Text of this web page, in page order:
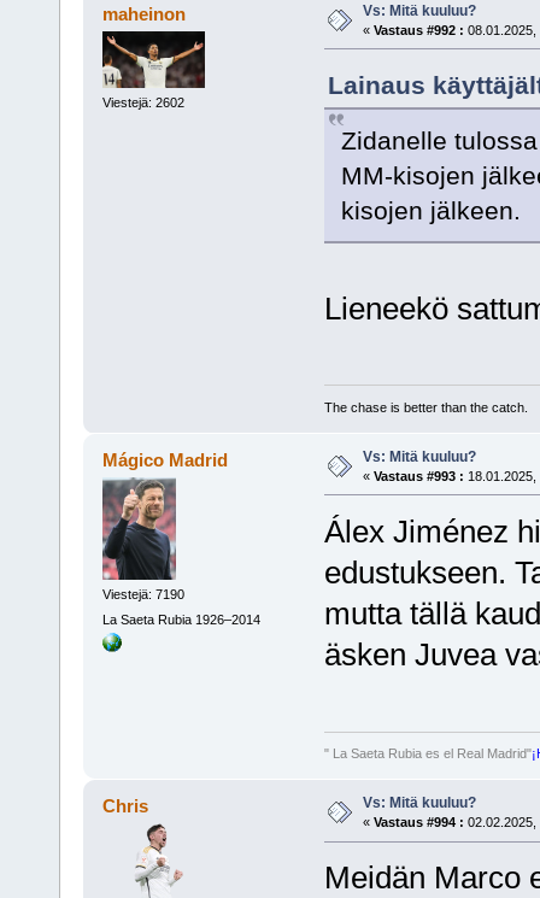
maheinon
Viestejä: 2602
Vs: Mitä kuuluu?
« Vastaus #992 : 08.01.2025,
Lainaus
Zidanelle
MM-kisojen
kisojen jälkeen.
Lieneekö
The chase is better than the catch.
Mágico Madrid
Viestejä: 7190
La Saeta Rubia 1926–2014
Vs: Mitä kuuluu?
« Vastaus #993 :
Álex Jiménez
edustukseen.
mutta tällä
äsken Juvea
" La Saeta Rubia es el Real Madrid"
Chris Vs: Mitä kuuluu?
« Vastaus #994 : 02.02.2025,
Meidän Marco